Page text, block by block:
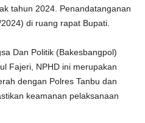
tahun 2024. Penandatanganan
di ruang rapat Bupati.
Dan Politik (Bakesbangpol)
Fajeri, NPHD ini merupakan
dengan Polres Tanbu dan
keamanan pelaksanaan